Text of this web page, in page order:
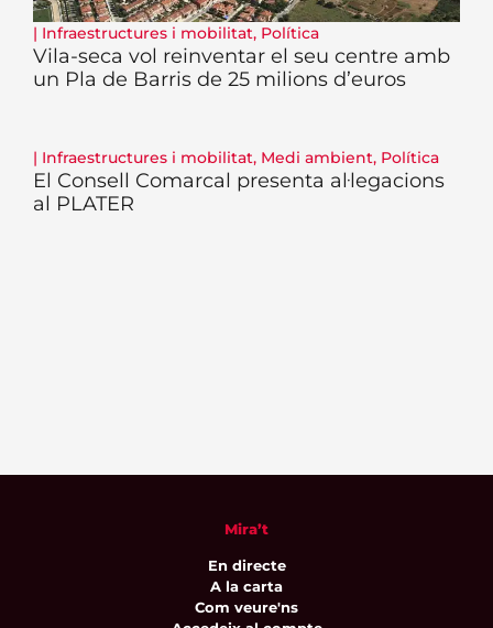
| Infraestructures i mobilitat, Política
Vila-seca vol reinventar el seu centre amb
un Pla de Barris de 25 milions d’euros
| Infraestructures i mobilitat, Medi ambient, Política
El Consell Comarcal presenta al·legacions
al PLATER
Mira’t
En directe
A la carta
Com veure'ns